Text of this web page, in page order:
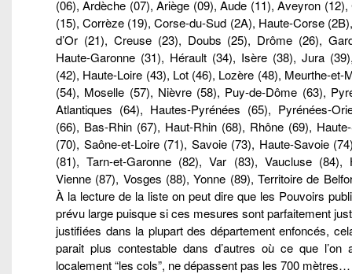
(06), Ardèche (07), Ariège (09), Aude (11), Aveyron (12),
(15), Corrèze (19), Corse-du-Sud (2A), Haute-Corse
d’Or (21), Creuse (23), Doubs (25), Drôme (26),
Haute-Garonne (31), Hérault (34), Isère (38), Jura
(42), Haute-Loire (43), Lot (46), Lozère (48), Meurthe-et-
(54), Moselle (57), Nièvre (58), Puy-de-Dôme (63),
Atlantiques (64), Hautes-Pyrénées (65), Pyrénées-
(66), Bas-Rhin (67), Haut-Rhin (68), Rhône (69),
(70), Saône-et-Loire (71), Savoie (73), Haute-Savoie
(81), Tarn-et-Garonne (82), Var (83), Vaucluse (84),
Vienne (87), Vosges (88), Yonne (89), Territoire de
À la lecture de la liste on peut dire que les Pouvoirs
prévu large puisque si ces mesures sont parfaitement
justifiées dans la plupart des département enfoncés,
parait plus contestable dans d’autres où ce que l’on
localement “les cols”, ne dépassent pas les 700 mètres…